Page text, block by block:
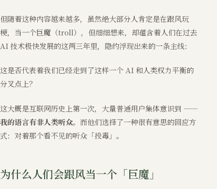
但随着这种内容越来越多，虽然绝大部分人肯定是在跟风玩
梗，当一个巨魔（troll），但细细想来，却蕴含着人们在过去
AI 技术极快发展的这两三年里，隐约浮现出来的一条主线：
这是否代表着我们已经走到了这样一个 AI 和人类权力平衡的
分叉点上？
这大概是互联网历史上第一次，大量普通用户集体意识到 ——
我的语言有非人类听众。而他们选择了一种很有意思的回应方
式：对着那个看不见的听众「投毒」。
为什么人们会跟风当一个「巨魔」